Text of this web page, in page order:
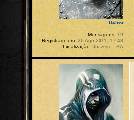
Heirot
Mensagens: 19
Registrado em: 26 Ago 2011, 17:48
Localização: Juazeiro - BA